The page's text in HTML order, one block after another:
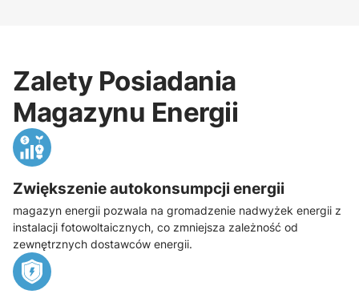
Zalety Posiadania
Magazynu Energii
Zwiększenie autokonsumpcji energii
magazyn energii pozwala na gromadzenie nadwyżek energii z
instalacji fotowoltaicznych, co zmniejsza zależność od
zewnętrznych dostawców energii.